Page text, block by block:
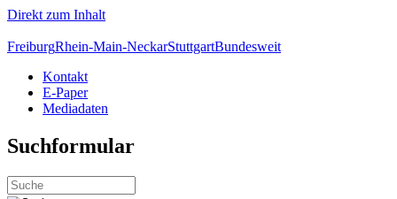
Direkt zum Inhalt
FreiburgRhein-Main-NeckarStuttgartBundesweit
Kontakt
E-Paper
Mediadaten
Suchformular